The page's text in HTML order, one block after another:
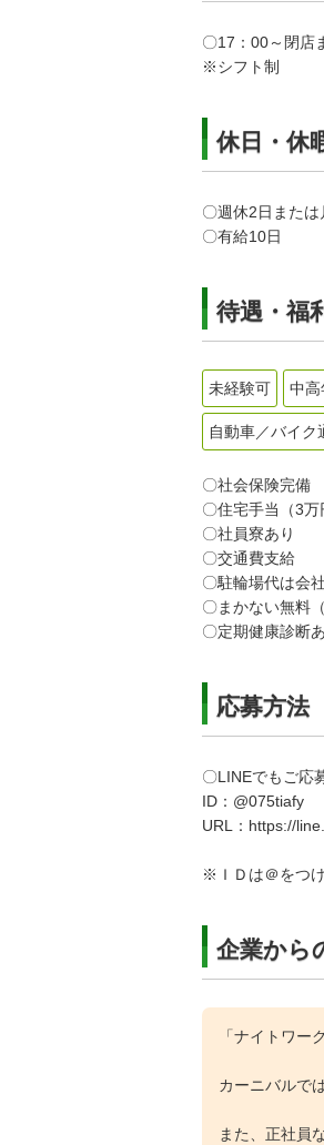
〇17：00～閉店
※シフト制
休日・休
〇週休2日または
〇有給10日
待遇・福
未経験可 中高
自動車／バイク
〇社会保険完備
〇住宅手当（3万
〇社員寮あり
〇交通費支給
〇駐輪場代は会
〇まかない無料
〇定期健康診断
応募方法
〇LINEでもご応
ID：@075tiafy
URL：https://
※ＩＤは＠をつ
企業から
「ナイトワー
カーニバルで
また、正社員